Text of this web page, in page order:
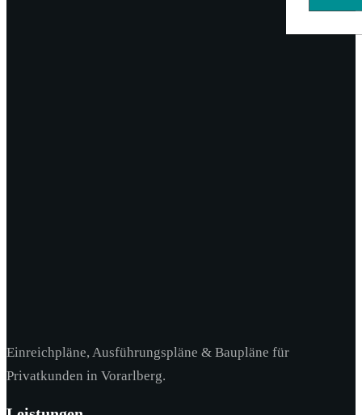
Einreichpläne, Ausführungspläne & Baupläne für
Privatkunden in Vorarlberg.